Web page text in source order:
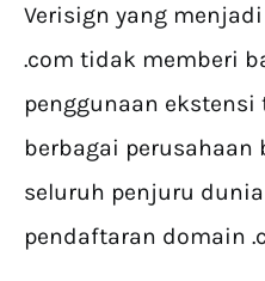
Verisign yang
.com tidak memberi
penggunaan ekstensi
berbagai
seluruh penjuru
pendaftaran domain